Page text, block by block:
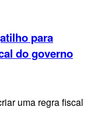
para
do governo
uma regra fiscal